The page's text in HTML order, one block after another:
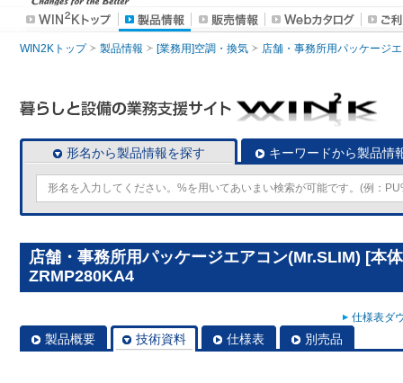
WIN2Kトップ 製品情報 [業務用]空調・換気 店舗・事務所用パッケージ
形名から製品情報を探す キーワードから製品情
店舗・事務所用パッケージエアコン(Mr.SLIM) [本
ZRMP280KA4
仕様表ダ
製品概要 技術資料 仕様表 別売品